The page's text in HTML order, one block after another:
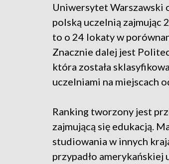
Uniwersytet Warszawski
polską uczelnią zajmując
to o 24 lokaty w
Znacznie dalej jest
która została
uczelniami na miejscach
Ranking tworzony jest
zajmującą się edukacją.
studiowania w innych
przypadło amerykańskiej